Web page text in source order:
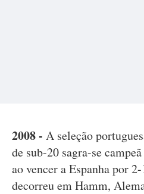
2008 - A seleção
de sub-20 sagra-se
ao vencer a Espanha por
decorreu em Hamm,